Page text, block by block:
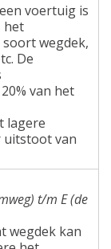
voertuig is
het
wegdek,
De
van het
lagere
uitstoot van
t/m E (de
wegdek kan